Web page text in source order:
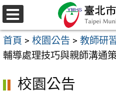
跳
至
主
要
容
選
單
首頁 > 校園公告 > 教師研
輔導處理技巧與親師溝通
校園公告